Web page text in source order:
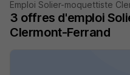
Emploi Solier-moquettiste
3 offres d'emploi
Clermont-Ferrand